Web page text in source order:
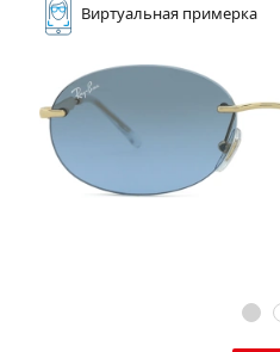
Виртуальная примерка